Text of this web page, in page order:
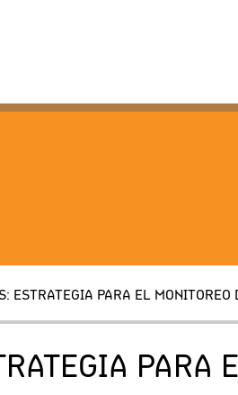
ESTRATEGIA PARA EL MONITOREO
PARA